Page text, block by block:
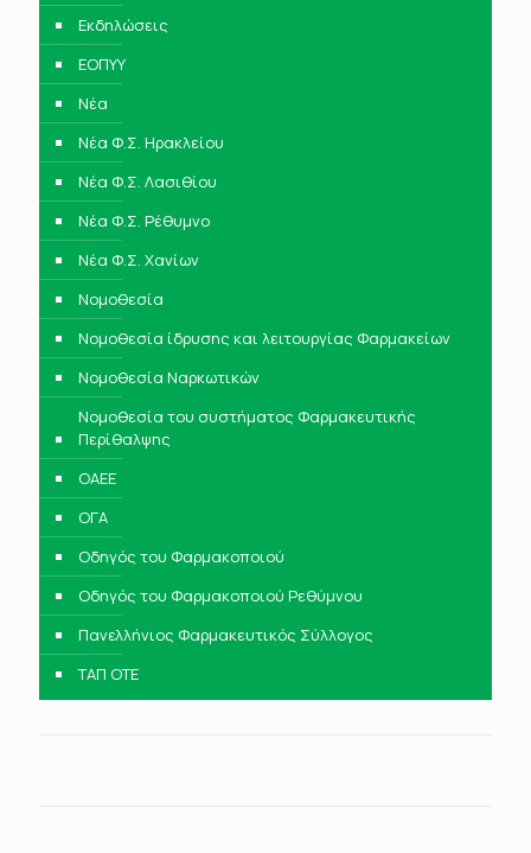
Εκδηλώσεις
ΕΟΠΥΥ
Νέα
Νέα Φ.Σ. Ηρακλείου
Νέα Φ.Σ. Λασιθίου
Νέα Φ.Σ. Ρέθυμνο
Νέα Φ.Σ. Χανίων
Νομοθεσία
Νομοθεσία ίδρυσης και λειτουργίας Φαρμακείων
Νομοθεσία Ναρκωτικών
Νομοθεσία του συστήματος Φαρμακευτικής
Περίθαλψης
ΟΑΕΕ
ΟΓΑ
Οδηγός του Φαρμακοποιού
Οδηγός του Φαρμακοποιού Ρεθύμνου
Πανελλήνιος Φαρμακευτικός Σύλλογος
ΤΑΠ ΟΤΕ